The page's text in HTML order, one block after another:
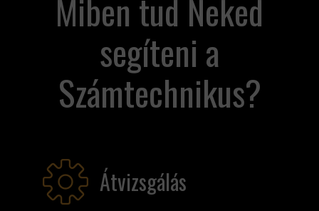
Miben tud Neked
segíteni a
Számtechnikus?
Átvizsgálás